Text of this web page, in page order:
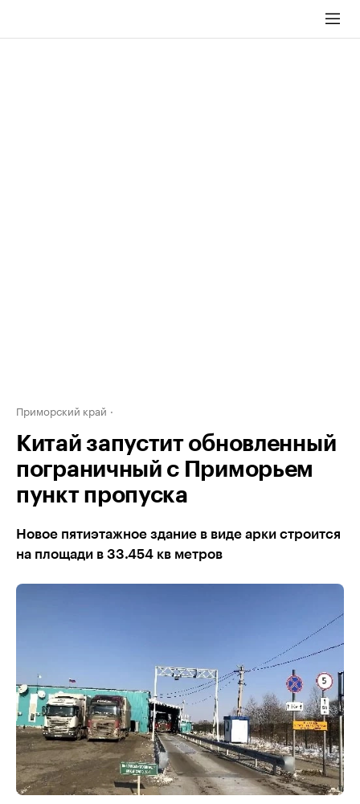
Приморский край
Китай запустит обновленный
пограничный с Приморьем
пункт пропуска
Новое пятиэтажное здание в виде арки строится
на площади в 33.454 кв метров